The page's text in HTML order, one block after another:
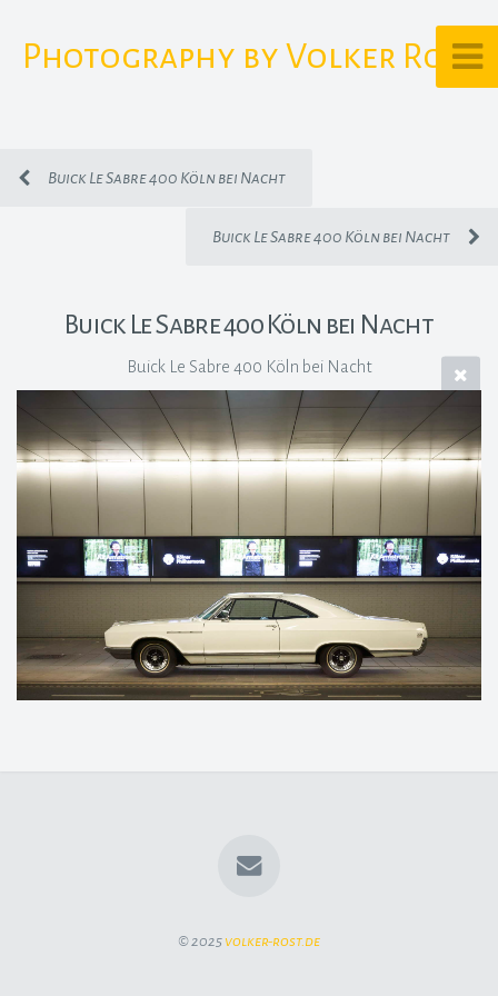
Photography by Volker Rost
Buick Le Sabre 400 Köln bei Nacht
Buick Le Sabre 400 Köln bei Nacht
Buick Le Sabre 400 Köln bei Nacht
Buick Le Sabre 400 Köln bei Nacht
© 2025 volker-rost.de